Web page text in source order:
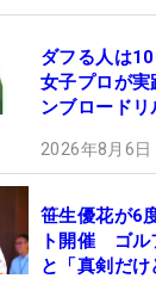
ダフる人は
女子プロが実
ンブロード
2026年8月6
笹生優花が6
ト開催 ゴル
と「真剣だけ